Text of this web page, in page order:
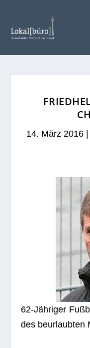
14. März 2016|
62-Jäh­ri­ger
des beur­laub­ten